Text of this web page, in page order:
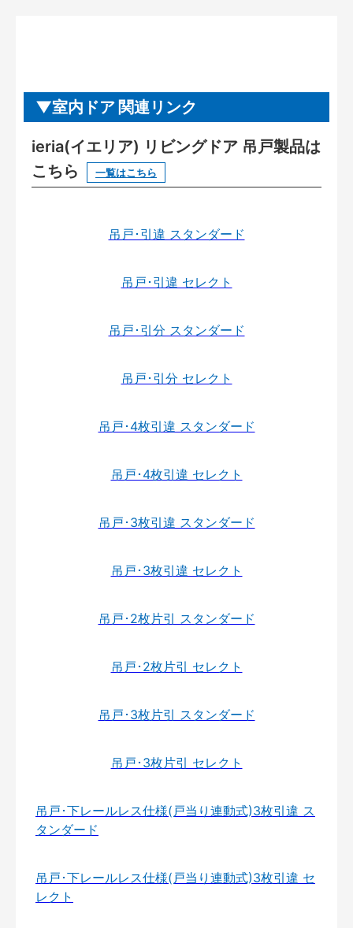
室内ドア 関連リンク
ieria(イエリア) リビングドア 吊戸製品は
こちら
一覧はこちら
吊戸･引違 スタンダード
吊戸･引違 セレクト
吊戸･引分 スタンダード
吊戸･引分 セレクト
吊戸･4枚引違 スタンダード
吊戸･4枚引違 セレクト
吊戸･3枚引違 スタンダード
吊戸･3枚引違 セレクト
吊戸･2枚片引 スタンダード
吊戸･2枚片引 セレクト
吊戸･3枚片引 スタンダード
吊戸･3枚片引 セレクト
吊戸･下レールレス仕様(戸当り連動式)3枚引違 ス
タンダード
吊戸･下レールレス仕様(戸当り連動式)3枚引違 セ
レクト